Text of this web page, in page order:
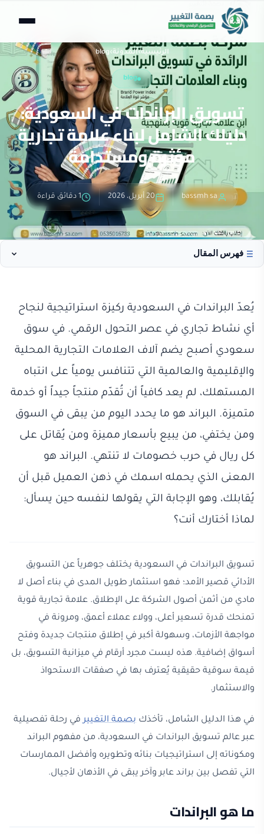
الرئيسية›المدونة›
blog
blog
تسويق البراندات في السعودية:
دليلك الشامل لبناء علامة تجارية
مؤثرة ومستدامة
bassmh sa 20 أبريل، 2026 1 دقائق قراءة
فهرس المقال
يُعدّ البراندات في السعودية ركيزة استراتيجية لنجاح
أي نشاط تجاري في عصر التحول الرقمي. في سوق
سعودي أصبح يضم آلاف العلامات التجارية المحلية
والإقليمية والعالمية التي تتنافس يومياً على انتباه
المستهلك، لم يعد كافياً أن تُقدّم منتجاً جيداً أو خدمة
متميزة. البراند هو ما يحدد اليوم من يبقى في السوق
ومن يختفي، من يبيع بأسعار مميزة ومن يُقاتل على
كل ريال في حرب خصومات لا تنتهي. البراند هو
المعنى الذي يحمله اسمك في ذهن العميل قبل أن
يُقابلك، وهو الإجابة التي يقولها لنفسه حين يسأل:
لماذا أختارك أنت؟
تسويق البراندات في السعودية يختلف جوهرياً عن التسويق
الأدائي قصير الأمد؛ فهو استثمار طويل المدى في بناء أصل لا
مادي من أثمن أصول الشركة على الإطلاق. علامة تجارية قوية
تمنحك قدرة تسعير أعلى، وولاء عملاء أعمق، ومرونة في
مواجهة الأزمات، وسهولة أكبر في إطلاق منتجات جديدة وفتح
أسواق إضافية. هذه ليست مجرد أرقام في ميزانية التسويق، بل
قيمة سوقية حقيقية يُعترف بها في صفقات الاستحواذ
والاستثمار.
في هذا الدليل الشامل، تأخذك بصمة التغيير في رحلة تفصيلية
عبر عالم تسويق البراندات في السعودية، من مفهوم البراند
ومكوناته إلى استراتيجيات بنائه وتطويره وأفضل الممارسات
التي تفصل بين براند عابر وآخر يبقى في الأذهان لأجيال.
ما هو البراندات